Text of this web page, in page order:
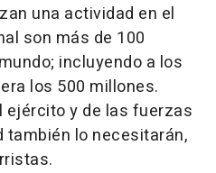
una actividad en el
son más de 100
incluyendo a los
los 500 millones.
ejército y de las fuerzas
también lo necesitarán,